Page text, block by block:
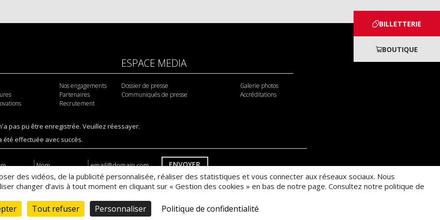
Nos engagements
Partenaires
Recrutement
ESPACE MEDIA
Dossier de presse
Communiqués de presse
Galerie photos
Accréditations
pas pu être enregistrée. Veuillez réessayer.
été effectuée avec succès.
ENVOYER
pixels de suivi par e-mail pour des communications personnalisées
BILLETTERIE
BOUTIQUE
des vidéos, de la publicité personnalisée, réaliser des statistiques et vous connecter aux réseaux sociaux. Nous
changer d’avis à tout moment en cliquant sur « Gestion des cookies » en bas de notre page. Consultez notre politique de
Tout refuser Personnaliser Politique de confidentialité